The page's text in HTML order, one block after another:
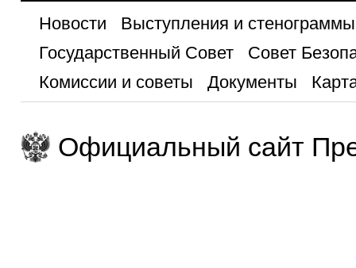
Новости
Выступления и стенограммы
Государственный Совет
Совет
Комиссии и советы
Документы
Официальный сайт